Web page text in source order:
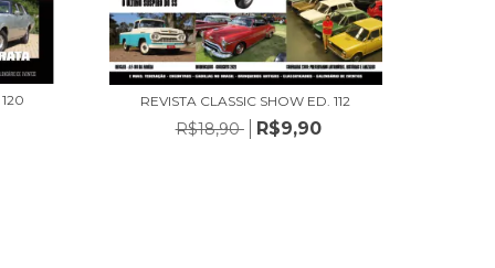
REVISTA CLASSIC SHOW ED. 112
R$18,90 R$9,90